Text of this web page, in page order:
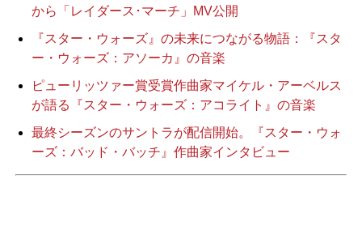
から「レイダース･マーチ」MV公開
『スター・ウォーズ』の未来につながる物語：『スタ
ー・ウォーズ：アソーカ』の音楽
ピューリッツァー賞受賞作曲家マイケル・アーベルス
が語る『スター・ウォーズ：アコライト』の音楽
最終シーズンのサントラが配信開始。『スター・ウォ
ーズ：バッド・バッチ』作曲家インタビュー